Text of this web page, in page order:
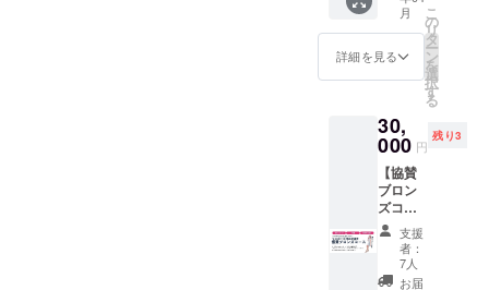
ア基礎
講座 by
船水隆
広(収録
時間：
しま
す。 ク
ン限定
先行予
が新た
に始め
るCQ事
業 第一
弾とし
て フェ
ムケア
動画講
座をリ
リー
きなな
PDF -男
磨き失
敗しな
も仕事
も手に
いれる
女性の
成功法
則PDF
・お好
きな動
画3本！
（※提供
前方エ
リアが
指定さ
4月26日
(金)18:0
0～
20:00
CANBE
20周年
感謝祭
参加権
・お礼
メッ
法：
メール
にURL
を記載
しま
当日受
付のリ
ストに
て対
応。
※VIP席1
名 ・
2024年
4月26日
(金)18:0
月
詳細を見る
こ
の
リ
タ
ー
ン
を
選
択
す
る
30,
000 円
残り3
【協賛
ブロン
ズコー
ス＆
CANBE
20周年
感謝祭
支援
者：
7人
お届